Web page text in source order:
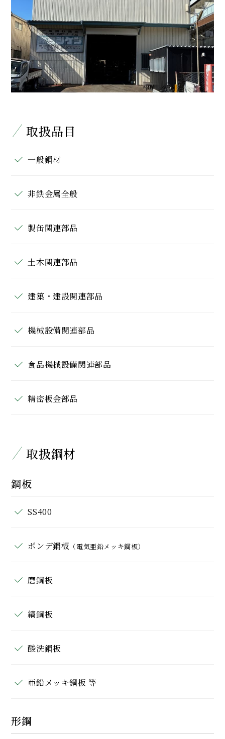
取扱品目
一般鋼材
非鉄金属全般
製缶関連部品
土木関連部品
建築・建設関連部品
機械設備関連部品
食品機械設備関連部品
精密板金部品
取扱鋼材
鋼板
SS400
ボンデ鋼板 （電気亜鉛メッキ鋼板）
磨鋼板
縞鋼板
酸洗鋼板
亜鉛メッキ鋼板 等
形鋼